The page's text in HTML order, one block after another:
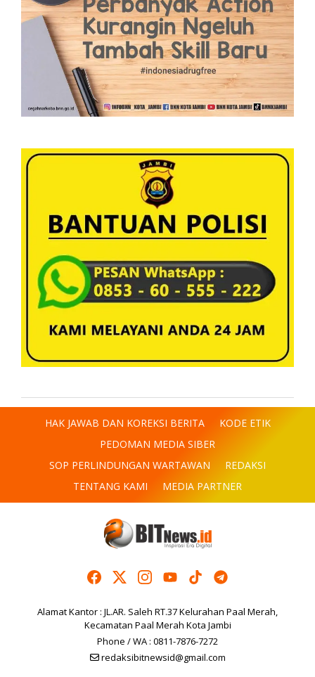
HAK JAWAB DAN KOREKSI BERITA
KODE ETIK
PEDOMAN MEDIA SIBER
SOP PERLINDUNGAN WARTAWAN
REDAKSI
TENTANG KAMI
MEDIA PARTNER
Alamat Kantor : JL.AR. Saleh RT.37 Kelurahan Paal Merah,
Kecamatan Paal Merah Kota Jambi
Phone / WA : 0811-7876-7272
redaksibitnewsid@gmail.com